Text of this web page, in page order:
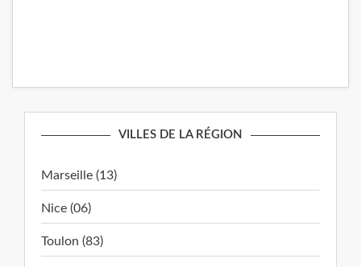
VILLES DE LA RÉGION
Marseille (13)
Nice (06)
Toulon (83)